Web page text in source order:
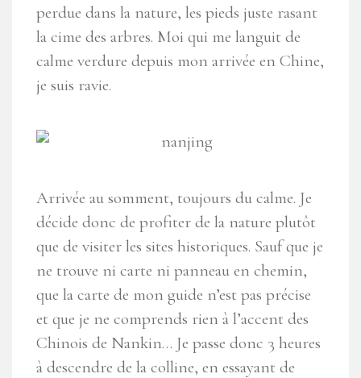
perdue dans la nature, les pieds juste rasant
la cime des arbres. Moi qui me languit de
calme verdure depuis mon arrivée en Chine,
je suis ravie.
Arrivée au somment, toujours du calme. Je
décide donc de profiter de la nature plutôt
que de visiter les sites historiques. Sauf que je
ne trouve ni carte ni panneau en chemin,
que la carte de mon guide n’est pas précise
et que je ne comprends rien à l’accent des
Chinois de Nankin… Je passe donc 3 heures
à descendre de la colline, en essayant de